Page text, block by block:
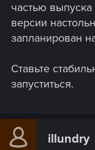
частью
версии
запланирован
Ставьте
запуститься.
illundry